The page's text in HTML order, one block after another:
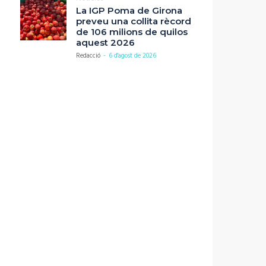
La IGP Poma de Girona
preveu una collita rècord
de 106 milions de quilos
aquest 2026
Redacció - 6 d'agost de 2026